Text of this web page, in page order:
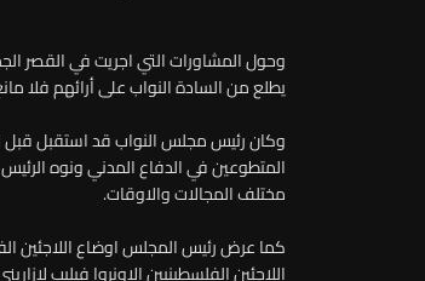
وحول المشاورات التي اجريت في القصر
يطلع من السادة النواب على أرائهم فلا
وكان رئيس مجلس النواب قد استقبل قبل
المتطوعين في الدفاع المدني ونوه
مختلف المجالات والاوقات.
كما عرض رئيس المجلس اوضاع اللاجئين
اللاجئين الفلسطينيين الاونروا فيليب